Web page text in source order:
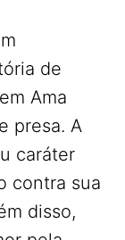
de
Ama
presa. A
caráter
contra sua
disso,